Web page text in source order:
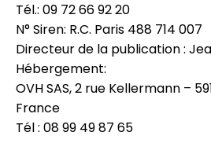
Tél.: 09 72 66 92 20
N° Siren: R.C. Paris 488 714 007
Directeur de la publication :
Hébergement:
OVH SAS, 2 rue Kellermann –
France
Tél : 08 99 49 87 65